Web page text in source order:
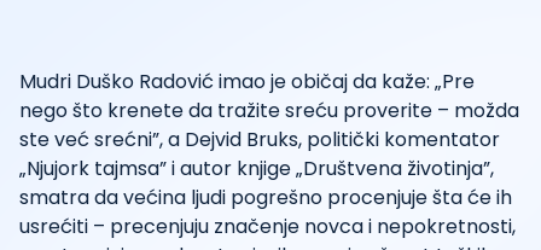
Mudri Duško Radović imao je običaj da kaže: „Pre
nego što krenete da tražite sreću proverite – možda
ste već srećni”, a Dejvid Bruks, politički komentator
„Njujork tajmsa” i autor knjige „Društvena životinja”,
smatra da većina ljudi pogrešno procenjuje šta će ih
usrećiti – precenjuju značenje novca i nepokretnosti,